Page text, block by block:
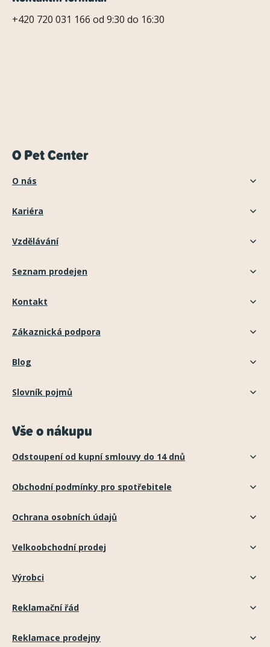
+420 720 031 166 od 9:30 do 16:30
O Pet Center
O nás
Kariéra
Vzdělávání
Seznam prodejen
Kontakt
Zákaznická podpora
Blog
Slovník pojmů
Vše o nákupu
Odstoupení od kupní smlouvy do 14 dnů
Obchodní podmínky pro spotřebitele
Ochrana osobních údajů
Velkoobchodní prodej
Výrobci
Reklamační řád
Reklamace prodejny